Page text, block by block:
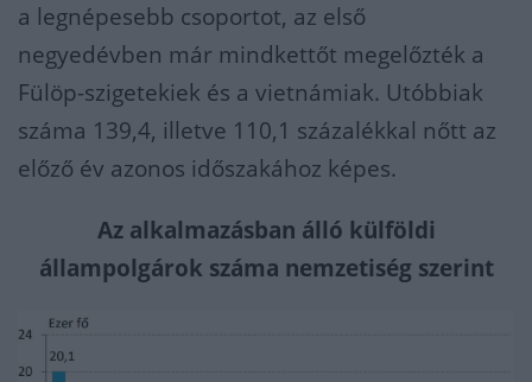
a legnépesebb csoportot, az első
negyedévben már mindkettőt megelőzték a
Fülöp-szigetekiek és a vietnámiak. Utóbbiak
száma 139,4, illetve 110,1 százalékkal nőtt az
előző év azonos időszakához képes.
Az alkalmazásban álló külföldi
állampolgárok száma nemzetiség szerint